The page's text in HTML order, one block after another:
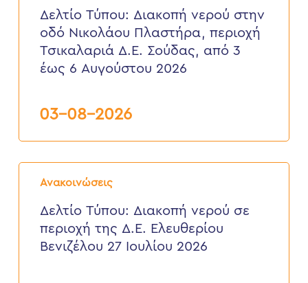
νερού
στην
Νικολάου
Πλαστήρα,
περιοχή
Σούδας,
έως
2026
Δελτίο Τύπου: Διακοπή νερού στην
οδό Νικολάου Πλαστήρα, περιοχή
Τσικαλαριά Δ.Ε. Σούδας, από 3
έως 6 Αυγούστου 2026
03-08-2026
Ανακοινώσεις
Δελτίο
Τύπου:
νερού
περιοχή
Δελτίο Τύπου: Διακοπή νερού σε
περιοχή της Δ.Ε. Ελευθερίου
Βενιζέλου 27 Ιουλίου 2026